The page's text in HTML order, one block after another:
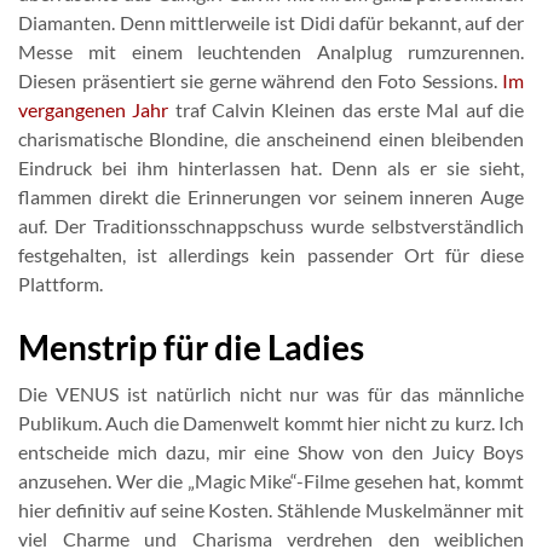
Diamanten. Denn mittlerweile ist Didi dafür bekannt, auf der
Messe mit einem leuchtenden Analplug rumzurennen.
Diesen präsentiert sie gerne während den Foto Sessions. Im
vergangenen Jahr traf Calvin Kleinen das erste Mal auf die
charismatische Blondine, die anscheinend einen bleibenden
Eindruck bei ihm hinterlassen hat. Denn als er sie sieht,
flammen direkt die Erinnerungen vor seinem inneren Auge
auf. Der Traditionsschnappschuss wurde selbstverständlich
festgehalten, ist allerdings kein passender Ort für diese
Plattform.
Menstrip für die Ladies
Die VENUS ist natürlich nicht nur was für das männliche
Publikum. Auch die Damenwelt kommt hier nicht zu kurz. Ich
entscheide mich dazu, mir eine Show von den Juicy Boys
anzusehen. Wer die „Magic Mike“-Filme gesehen hat, kommt
hier definitiv auf seine Kosten. Stählende Muskelmänner mit
viel Charme und Charisma verdrehen den weiblichen